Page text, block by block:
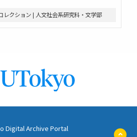
レクション | 人文社会系研究科・文学部
Digital Archive Portal
ペ